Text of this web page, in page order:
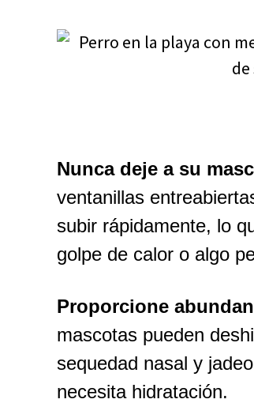
Nunca deje a su
ventanillas
subir rápidamente, lo
golpe de calor o algo
Proporcione
mascotas pueden
sequedad nasal y
necesita hidratación.